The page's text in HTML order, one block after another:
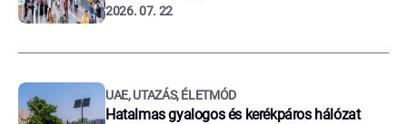
2026. 07. 22
UAE, UTAZÁS, ÉLETMÓD
Hatalmas gyalogos és kerékpáros hálózat